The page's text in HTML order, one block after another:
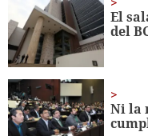
seconds
El
del
Ni la